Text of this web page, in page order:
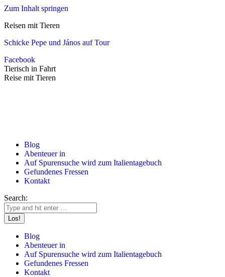
Zum Inhalt springen
Reisen mit Tieren
Schicke Pepe und János auf Tour
Facebook
Tierisch in Fahrt
Reise mit Tieren
Blog
Abenteuer in
Auf Spurensuche wird zum Italientagebuch
Gefundenes Fressen
Kontakt
Search:
Blog
Abenteuer in
Auf Spurensuche wird zum Italientagebuch
Gefundenes Fressen
Kontakt